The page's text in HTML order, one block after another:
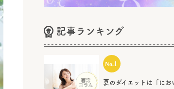
記事ランキング
夏のダイエットは「に